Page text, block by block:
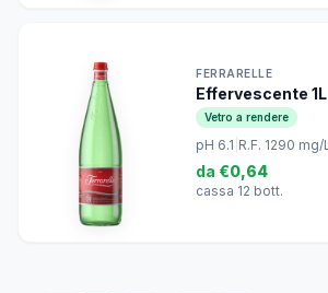
FERRARELLE
Effervescente 1L
Vetro a rendere
pH 6.1 R.F. 1290 mg/L
da €0,64
cassa 12 bott.